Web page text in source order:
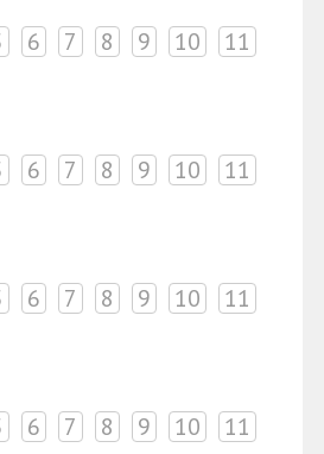
6 7 8 9 10
11
6 7 8 9 10
11
6 7 8 9 10
11
6 7 8 9 10
11